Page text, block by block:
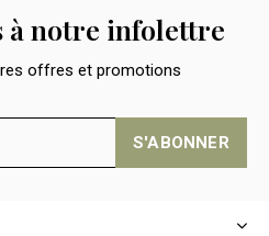
à notre infolettre
offres et promotions
S'ABONNER